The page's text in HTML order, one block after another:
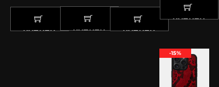
Оскільки аксесуар з натуральної шкіри, – чохол на
Айфон зі шкіри страуса з фолікулами завжди
Якщо Ви шукаєте якісний чохол зі шкіри – Kartell
допоможе підібрати потрібну модель. Пропонуємо
КУПИТИ КУПИТИ КУПИТИ
КУПИТИ
-15%